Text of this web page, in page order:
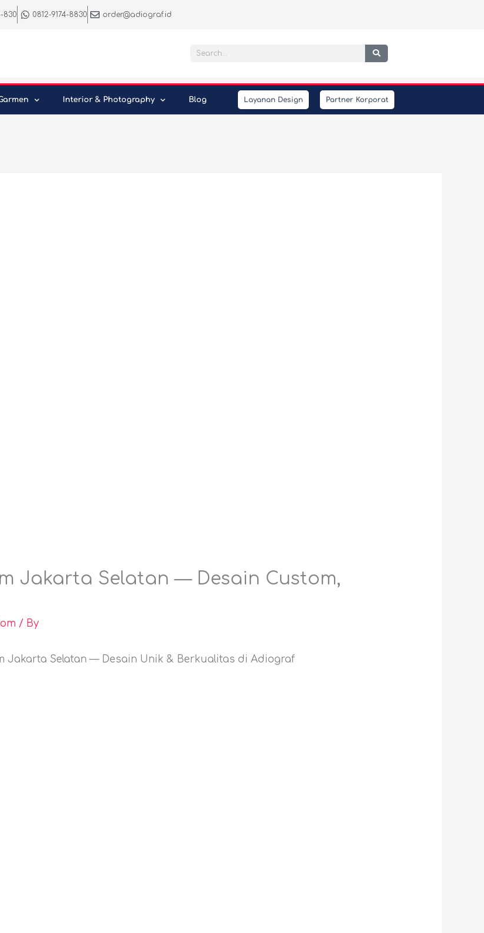
830 0812-9174-8830 order@adiograf.id
Search
Interior & Photography Blog Layanan Design Partner Korporat
Jakarta Selatan — Desain Custom,
/ By
Jakarta Selatan — Desain Unik & Berkualitas di Adiograf